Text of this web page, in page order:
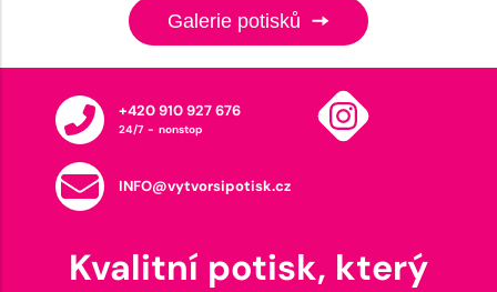
Galerie potisků
+420 910 927 676
24/7 - nonstop
INFO@vytvorsipotisk.cz
Kvalitní potisk, který